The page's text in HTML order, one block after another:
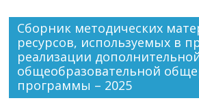
Сборник методических
ресурсов, используемых в
реализации
общеобразовательной
программы – 2025